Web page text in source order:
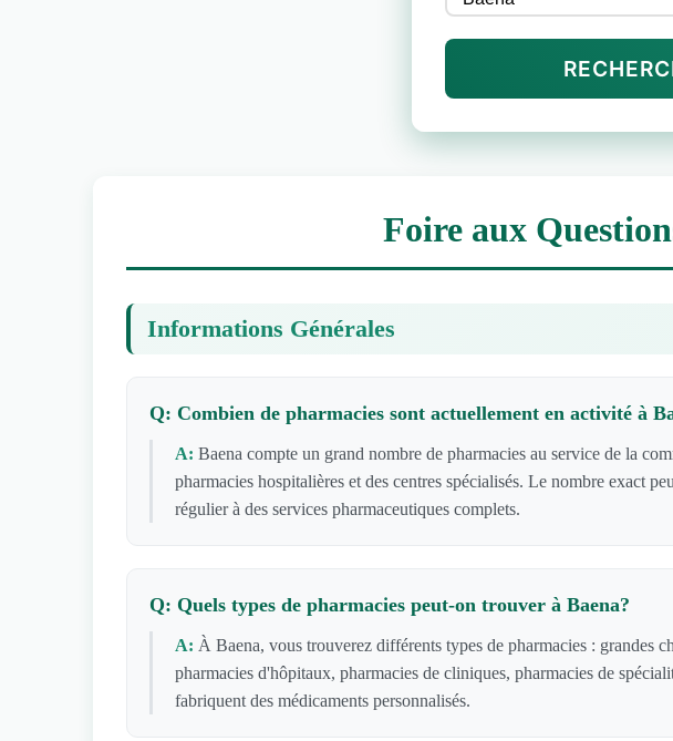
Foire aux
Informations Générales
Q: Combien de pharmacies sont actuellement en activité à
A: Baena compte un grand nombre de pharmacies au service de la
pharmacies hospitalières et des centres spécialisés. Le nombre exact
régulier à des services pharmaceutiques complets.
Q: Quels types de pharmacies peut-on trouver à Baena?
A: À Baena, vous trouverez différents types de pharmacies : grandes
pharmacies d'hôpitaux, pharmacies de cliniques, pharmacies de
fabriquent des médicaments personnalisés.